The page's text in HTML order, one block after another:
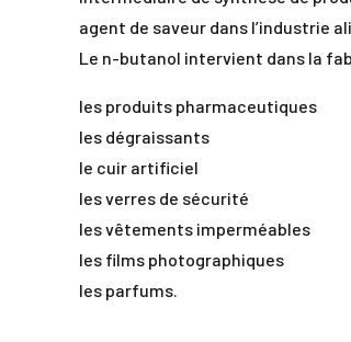
agent de saveur dans l’industrie
Le n-butanol intervient dans la
les produits pharmaceutiques
les dégraissants
le cuir artificiel
les verres de sécurité
les vêtements imperméables
les films photographiques
les parfums.